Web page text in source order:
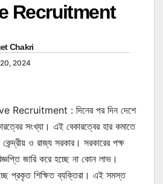
Recruitment
Chakri
2024
: দিনের পর দিন দেশে
সংখ্যা। এই বেকারত্বের হার কমাতে
কেন্দ্রীয় ও রাজ্য সরকার। সরকারের পক্ষ
জারি করে হচ্ছে না কোন লাভ।
প্রকৃত শিক্ষিত ব্যক্তিরা। এই সমস্ত